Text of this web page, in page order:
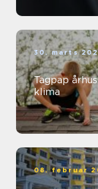
30. marts
Tagpap århus moderne tage til
klima
08. februar